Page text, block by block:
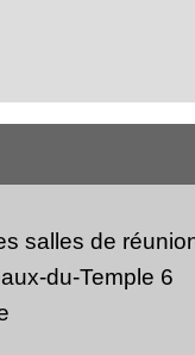
salles de
du-Temple 6